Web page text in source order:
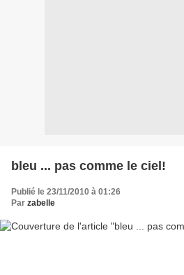
bleu ... pas comme le ciel!
Publié le 23/11/2010 à 01:26
Par zabelle